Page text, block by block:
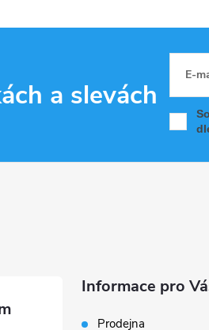
a slevách
E-
Informace pro
Prodejna